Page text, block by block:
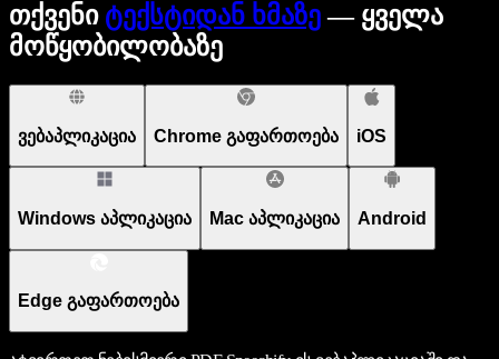
თქვენი ტექსტიდან ხმაზე— ყველა
მოწყობილობაზე
ვებაპლიკაცია Chrome გაფართოება iOS
Windows აპლიკაცია Mac აპლიკაცია Android
Edge გაფართოება